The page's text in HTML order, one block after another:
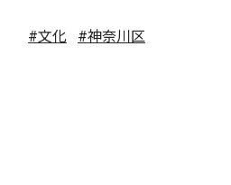
#文化 #神奈川区